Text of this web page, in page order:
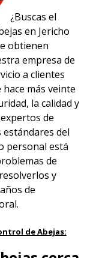
¿Buscas el
en Jericho
obtienen
empresa de
a clientes
más veinte
la calidad y
de
del
personal está
de
y
de
de Abejas: